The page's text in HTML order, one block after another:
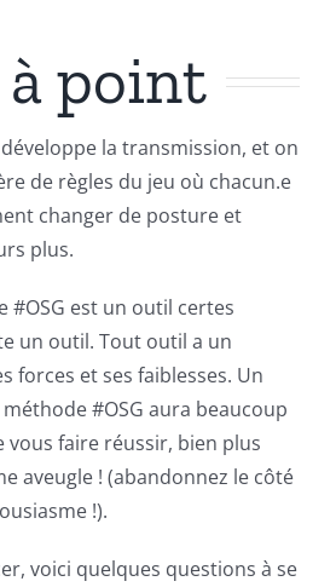
point
la transmission, et on
de règles du jeu où chacun.e
changer de posture et
plus.
#OSG est un outil certes
un outil. Tout outil a un
forces et ses faiblesses. Un
#OSG aura beaucoup
vous faire réussir, bien plus
aveugle ! (abandonnez le côté
!).
voici quelques questions à se